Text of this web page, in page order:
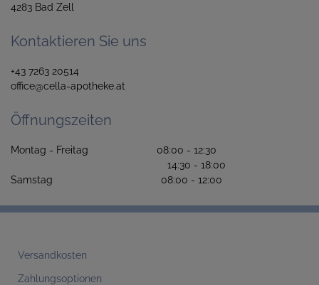
4283 Bad Zell
Kontaktieren Sie uns
+43 7263 20514
office@cella-apotheke.at
Öffnungszeiten
Montag - Freitag 08:00 - 12:30
14:30 - 18:00
Samstag 08:00 - 12:00
Versandkosten
Zahlungsoptionen